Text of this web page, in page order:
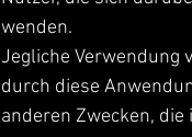
wenden.
Jegliche Verwendung
durch diese
anderen Zwecken,